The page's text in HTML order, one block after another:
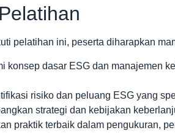
pelatihan ini, peserta diharapkan
konsep dasar ESG dan manajemen
risiko dan peluang ESG yang
strategi dan kebijakan
praktik terbaik dalam pengukuran,